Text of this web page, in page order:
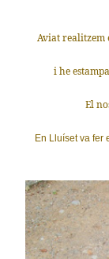
Aviat realitzem
i he
El
En Lluíset va fer